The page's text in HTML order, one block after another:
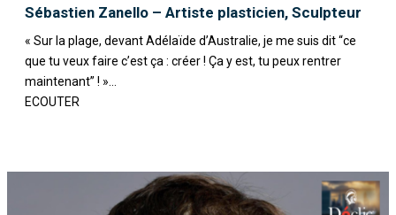
Sébastien Zanello – Artiste plasticien, Sculpteur
« Sur la plage, devant Adélaïde d’Australie, je me suis dit “ce
que tu veux faire c’est ça : créer ! Ça y est, tu peux rentrer
maintenant” ! »...
ECOUTER